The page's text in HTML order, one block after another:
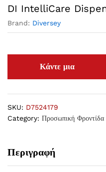
DI IntelliCare
Brand: Diversey
SKU: D7524179
Category: Προσωπική Φροντίδα
Περιγραφή